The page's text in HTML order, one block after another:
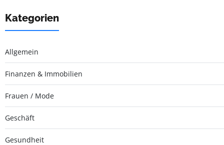
Kategorien
Allgemein
Finanzen & Immobilien
Frauen / Mode
Geschäft
Gesundheit